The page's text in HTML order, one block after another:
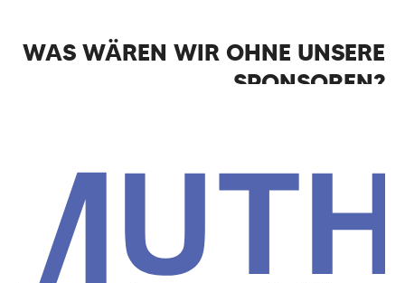
WAS WÄREN WIR OHNE UNSERE
SPONSOREN?